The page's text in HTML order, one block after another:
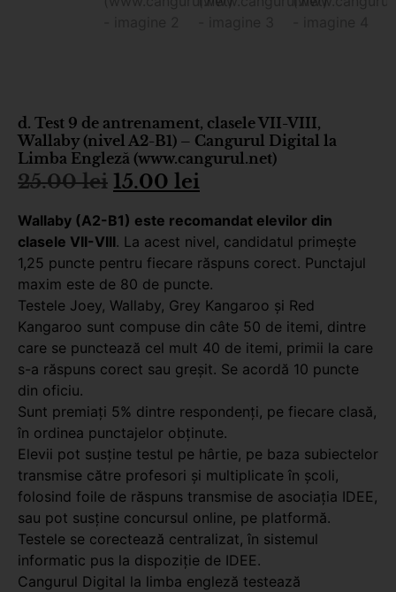
d. Test 9 de antrenament, clasele VII-VIII,
Wallaby (nivel A2-B1) – Cangurul Digital la
Limba Engleză (www.cangurul.net)
25.00lei 15.00 lei
Wallaby (A2-B1) este recomandat elevilor din
clasele VII-VIII. La acest nivel, candidatul primește
1,25 puncte pentru fiecare răspuns corect. Punctajul
maxim este de 80 de puncte.
Testele Joey, Wallaby, Grey Kangaroo şi Red
Kangaroo sunt compuse din câte 50 de itemi, dintre
care se punctează cel mult 40 de itemi, primii la care
s-a răspuns corect sau greşit. Se acordă 10 puncte
din oficiu.
Sunt premiați 5% dintre respondenți, pe fiecare clasă,
în ordinea punctajelor obținute.
Elevii pot susține testul pe hârtie, pe baza subiectelor
transmise către profesori și multiplicate în școli,
folosind foile de răspuns transmise de asociația IDEE,
sau pot susține concursul online, pe platformă.
Testele se corectează centralizat, în sistemul
informatic pus la dispoziție de IDEE.
Cangurul Digital la limba engleză testează